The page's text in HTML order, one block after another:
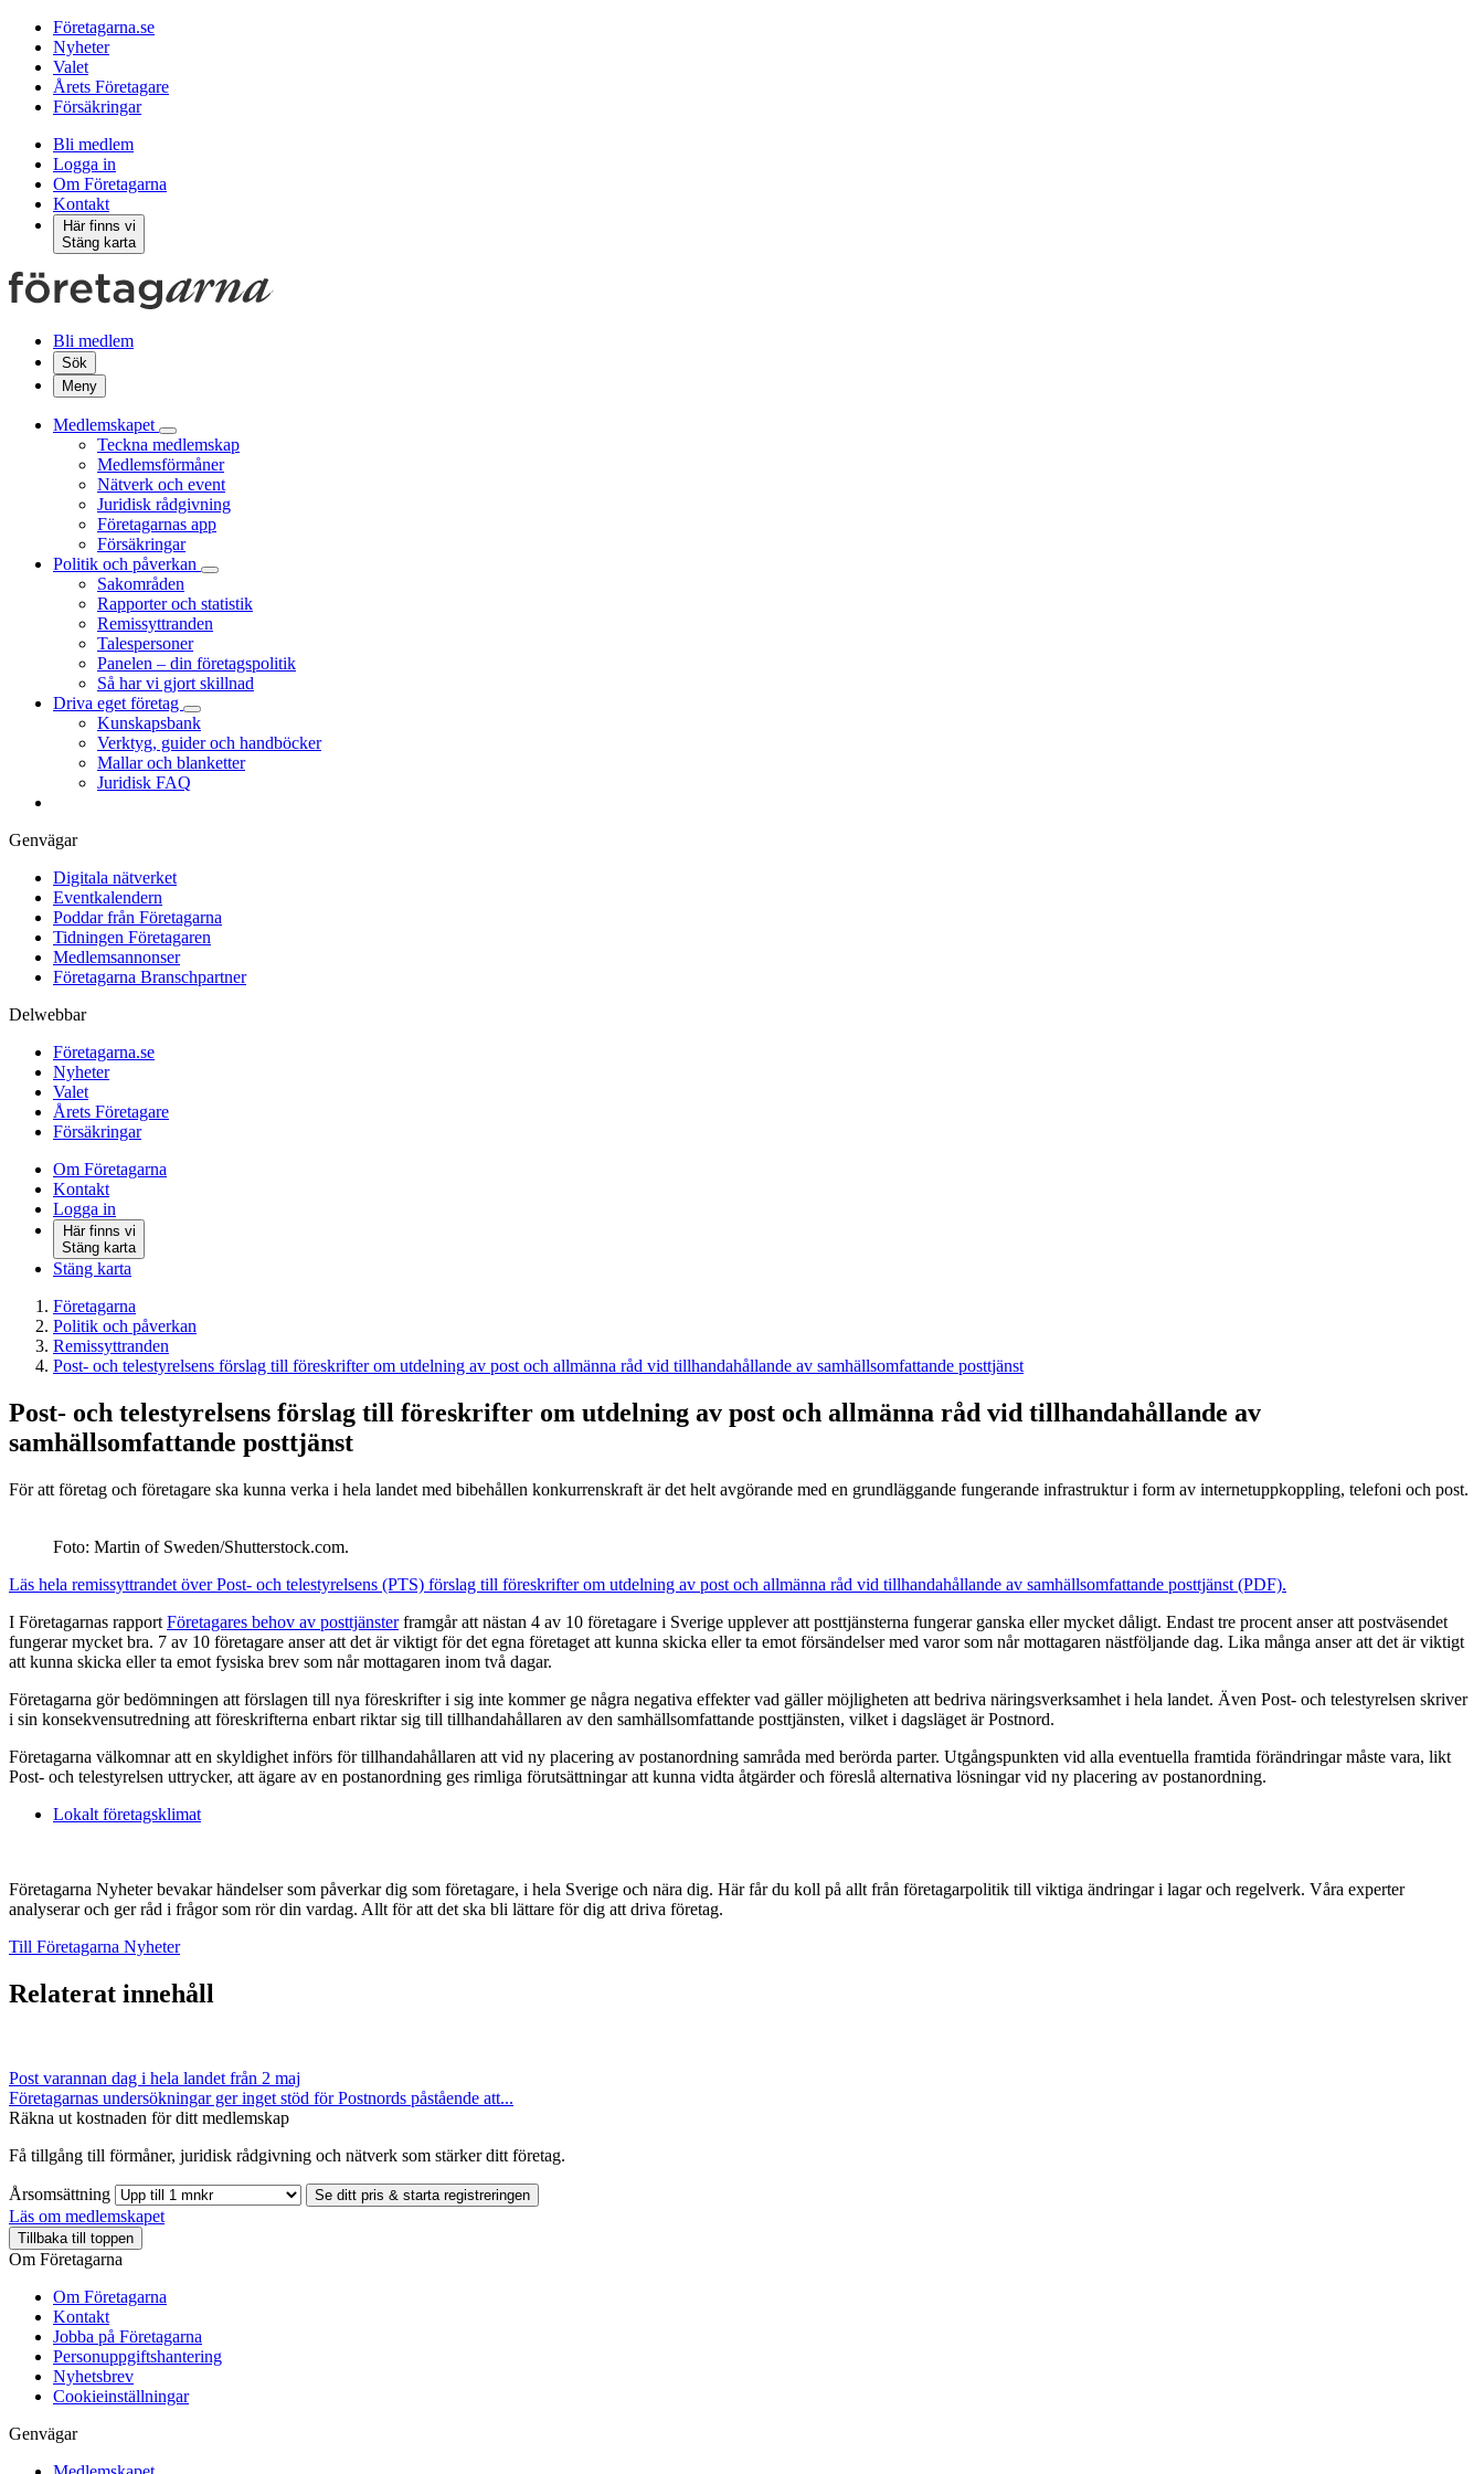
Företagarna.se
Nyheter
Valet
Årets Företagare
Försäkringar
Bli medlem
Logga in
Om Företagarna
Kontakt
Här finns vi
Stäng karta
Bli medlem
Sök
Meny
Medlemskapet
Teckna medlemskap
Medlemsförmåner
Nätverk och event
Juridisk rådgivning
Företagarnas app
Försäkringar
Politik och påverkan
Sakområden
Rapporter och statistik
Remissyttranden
Talespersoner
Panelen – din företagspolitik
Så har vi gjort skillnad
Driva eget företag
Kunskapsbank
Verktyg, guider och handböcker
Mallar och blanketter
Juridisk FAQ
Genvägar
Digitala nätverket
Eventkalendern
Poddar från Företagarna
Tidningen Företagaren
Medlemsannonser
Företagarna Branschpartner
Delwebbar
Företagarna.se
Nyheter
Valet
Årets Företagare
Försäkringar
Om Företagarna
Kontakt
Logga in
Här finns vi
Stäng karta
Stäng karta
Företagarna
Politik och påverkan
Remissyttranden
Post- och telestyrelsens förslag till föreskrifter om utdelning av post och allmänna råd vid tillhandahållande av samhällsomfattande posttjänst
Post- och telestyrelsens förslag till föreskrifter om utdelning av post och allmänna råd vid tillhandahållande av
samhällsomfattande posttjänst
För att företag och företagare ska kunna verka i hela landet med bibehållen konkurrenskraft är det helt avgörande med en grundläggande fungerande infrastruktur i form av internetuppkoppling, telefoni och post.
Foto: Martin of Sweden/Shutterstock.com.
Läs hela remissyttrandet över Post- och telestyrelsens (PTS) förslag till föreskrifter om utdelning av post och allmänna råd vid tillhandahållande av samhällsomfattande posttjänst (PDF).
I Företagarnas rapport Företagares behov av posttjänsterframgår att nästan 4 av 10 företagare i Sverige upplever att posttjänsterna fungerar ganska eller mycket dåligt. Endast tre procent anser att postväsendet
fungerar mycket bra. 7 av 10 företagare anser att det är viktigt för det egna företaget att kunna skicka eller ta emot försändelser med varor som når mottagaren nästföljande dag. Lika många anser att det är viktigt
att kunna skicka eller ta emot fysiska brev som når mottagaren inom två dagar.
Företagarna gör bedömningen att förslagen till nya föreskrifter i sig inte kommer ge några negativa effekter vad gäller möjligheten att bedriva näringsverksamhet i hela landet. Även Post- och telestyrelsen skriver
i sin konsekvensutredning att föreskrifterna enbart riktar sig till tillhandahållaren av den samhällsomfattande posttjänsten, vilket i dagsläget är Postnord.
Företagarna välkomnar att en skyldighet införs för tillhandahållaren att vid ny placering av postanordning samråda med berörda parter. Utgångspunkten vid alla eventuella framtida förändringar måste vara, likt
Post- och telestyrelsen uttrycker, att ägare av en postanordning ges rimliga förutsättningar att kunna vidta åtgärder och föreslå alternativa lösningar vid ny placering av postanordning.
Lokalt företagsklimat
Företagarna Nyheter bevakar händelser som påverkar dig som företagare, i hela Sverige och nära dig. Här får du koll på allt från företagarpolitik till viktiga ändringar i lagar och regelverk. Våra experter
analyserar och ger råd i frågor som rör din vardag. Allt för att det ska bli lättare för dig att driva företag.
Till Företagarna Nyheter
Relaterat innehåll
Post varannan dag i hela landet från 2 maj
Företagarnas undersökningar ger inget stöd för Postnords påstående att...
Räkna ut kostnaden för ditt medlemskap
Få tillgång till förmåner, juridisk rådgivning och nätverk som stärker ditt företag.
Årsomsättning Se ditt pris & starta registreringen
Läs om medlemskapet
Tillbaka till toppen
Om Företagarna
Om Företagarna
Kontakt
Jobba på Företagarna
Personuppgiftshantering
Nyhetsbrev
Cookieinställningar
Genvägar